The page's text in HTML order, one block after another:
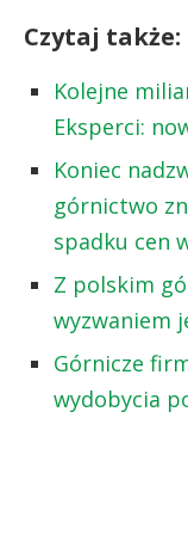
Czytaj także:
Kolejne
Eksperci:
Koniec
górnictwo
spadku cen
Z polskim
wyzwaniem
Górnicze
wydobycia